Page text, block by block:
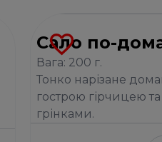
Сало по-
Вага: 200 г.
Тонко нарізане
гострою гірчицею
грінками.